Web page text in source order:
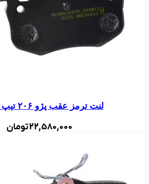
لنت ترمز عقب پژو ۲۰۶ تیپ ۵ امکو
22,580,000تومان